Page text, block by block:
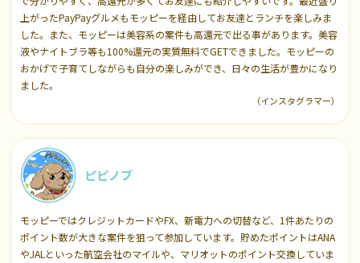
上がったPayPayグルメもモッピーを経由してお友達とランチを楽しみま
した。また、モッピーは美容系の案件も高還元で出る事があります。美容
液やナイトブラ等も100%還元の実質無料でGETできました。モッピーの
おかげで子育てしながらも自分の楽しみができ、日々の生活が豊かになり
ました。
（インスタグラマー）
ピピノブ
モッピーではクレジットカードやFX、新電力への切替など、1件あたりの
ポイント数が大きな案件を狙って参加しています。貯めたポイントはANA
やJALといった航空会社のマイルや、マリオットのポイント交換していま